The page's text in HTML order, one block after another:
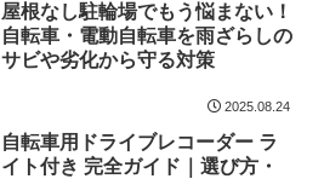
屋根なし駐輪場でもう悩まない！
自転車・電動自転車を雨ざらしの
サビや劣化から守る対策
2025.08.24
自転車用ドライブレコーダー ラ
イト付き 完全ガイド｜選び方・